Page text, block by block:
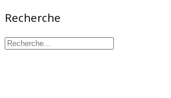
Recherche